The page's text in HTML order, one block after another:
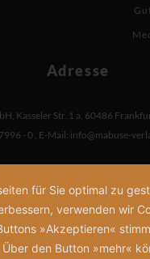
Adresse
Kasseler Str. 1 a 60486
- 0 E-Mail: info@mabuse-
für Sie optimal zu
verwenden wir
»Akzeptieren«
den Button »mehr«